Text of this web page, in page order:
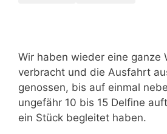
Wir haben wieder eine ganze
verbracht und die Ausfahrt
genossen, bis auf einmal
ungefähr 10 bis 15 Delfine
ein Stück begleitet haben.